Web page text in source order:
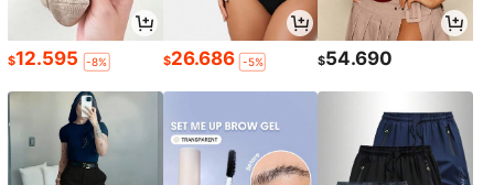
$12.595 -8% $26.686 -5% $54.690